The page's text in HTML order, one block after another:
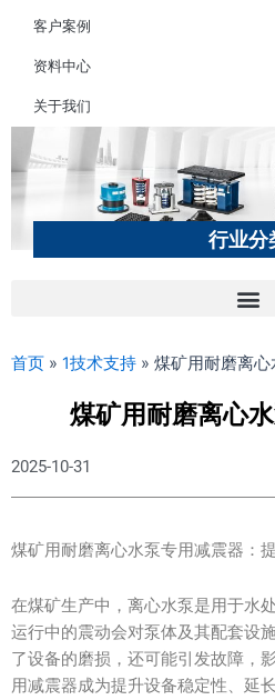
客户案例
资料中心
关于我们
行业分
首页 » 1技术支持 » 煤矿用耐磨离
煤矿用耐磨离心
2025-10-31
煤矿用耐磨离心水泵专用减震器：
在煤矿生产中，离心水泵是用于水
运行中的震动会对泵体及其配套设
了设备的磨损，还可能引发故障，
用减震器成为提升设备稳定性、延